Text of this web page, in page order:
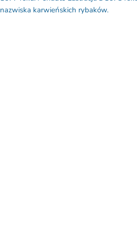
nazwiska karwieńskich
rybaków.